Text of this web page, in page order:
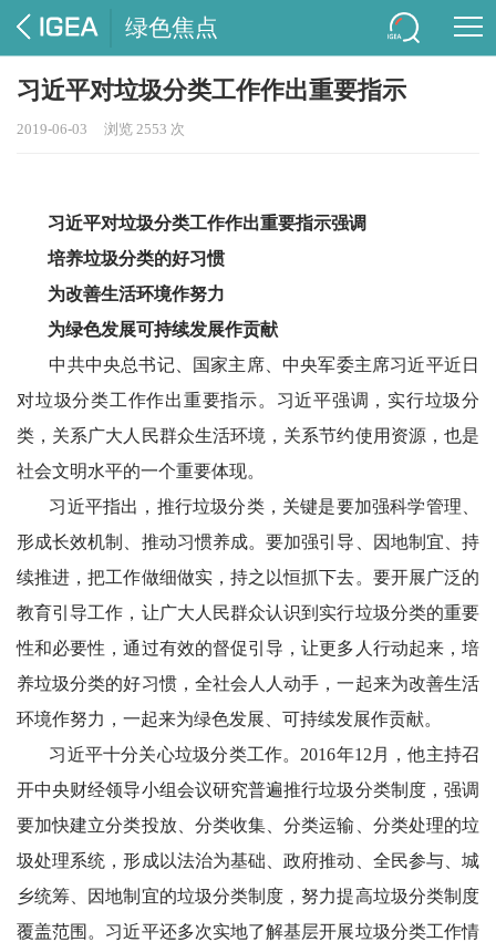
绿色焦点
习近平对垃圾分类工作作出重要指示
2019-06-03 浏览 2553 次
习近平对垃圾分类工作作出重要指示强调
培养垃圾分类的好习惯
为改善生活环境作努力
为绿色发展可持续发展作贡献
中共中央总书记、国家主席、中央军委主席习近平近日
对垃圾分类工作作出重要指示。习近平强调，实行垃圾分
类，关系广大人民群众生活环境，关系节约使用资源，也是
社会文明水平的一个重要体现。
习近平指出，推行垃圾分类，关键是要加强科学管理、
形成长效机制、推动习惯养成。要加强引导、因地制宜、持
续推进，把工作做细做实，持之以恒抓下去。要开展广泛的
教育引导工作，让广大人民群众认识到实行垃圾分类的重要
性和必要性，通过有效的督促引导，让更多人行动起来，培
养垃圾分类的好习惯，全社会人人动手，一起来为改善生活
环境作努力，一起来为绿色发展、可持续发展作贡献。
习近平十分关心垃圾分类工作。2016年12月，他主持召
开中央财经领导小组会议研究普遍推行垃圾分类制度，强调
要加快建立分类投放、分类收集、分类运输、分类处理的垃
圾处理系统，形成以法治为基础、政府推动、全民参与、城
乡统筹、因地制宜的垃圾分类制度，努力提高垃圾分类制度
覆盖范围。习近平还多次实地了解基层开展垃圾分类工作情